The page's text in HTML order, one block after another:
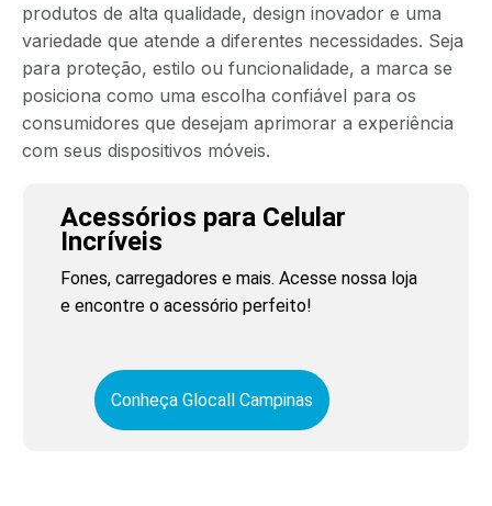
produtos de alta qualidade, design inovador e uma
variedade que atende a diferentes necessidades. Seja
para proteção, estilo ou funcionalidade, a marca se
posiciona como uma escolha confiável para os
consumidores que desejam aprimorar a experiência
com seus dispositivos móveis.
Acessórios para Celular
Incríveis
Fones, carregadores e mais. Acesse nossa loja
e encontre o acessório perfeito!
Conheça Glocall Campinas